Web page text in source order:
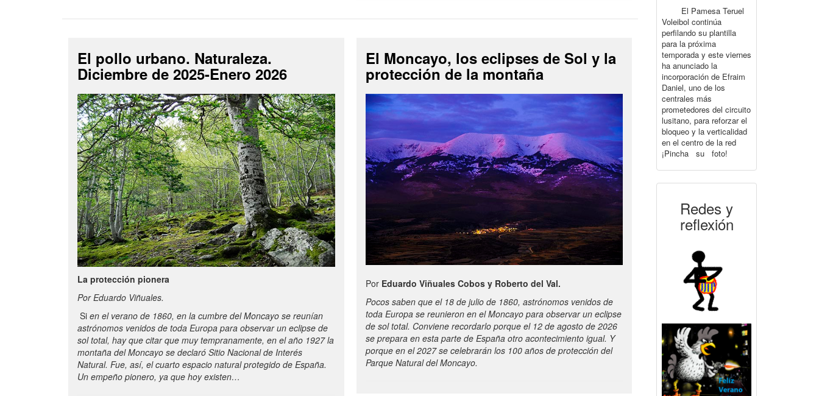
El pollo urbano. Naturaleza.
Diciembre de 2025-Enero 2026
La protección pionera
Por Eduardo Viñuales.
Si en el verano de 1860, en la cumbre del Moncayo se reunían
astrónomos venidos de toda Europa para observar un eclipse de
sol total, hay que citar que muy tempranamente, en el año 1927 la
montaña del Moncayo se declaró Sitio Nacional de Interés
Natural. Fue, así, el cuarto espacio natural protegido de España.
Un empeño pionero, ya que hoy existen…
El Moncayo, los eclipses de Sol y la
protección de la montaña
PorEduardo Viñuales Cobos y Roberto del Val.
Pocos saben que el 18 de julio de 1860, astrónomos venidos de
toda Europa se reunieron en el Moncayo para observar un eclipse
de sol total. Conviene recordarlo porque el 12 de agosto de 2026
se prepara en esta parte de España otro acontecimiento igual. Y
porque en el 2027 se celebrarán los 100 años de protección del
Parque Natural del Moncayo.
El Pamesa Teruel
Voleibol continúa
perfilando su plantilla
para la próxima
temporada y este viernes
ha anunciado la
incorporación de Efraim
Daniel, uno de los
centrales más
prometedores del circuito
lusitano, para reforzar el
bloqueo y la verticalidad
en el centro de la red
¡Pincha su foto!
Redes y
reflexión